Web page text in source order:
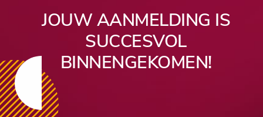
JOUW AANMELDING IS
SUCCESVOL
BINNENGEKOMEN!